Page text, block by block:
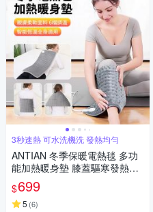
3秒速熱 可水洗機洗 發熱均勻
ANTIAN 冬季保暖電熱毯 多功
能加熱暖身墊 膝蓋驅寒發熱毯
暖宮/暖腿/暖背/暖手 40*76cm
$699
5 (6)